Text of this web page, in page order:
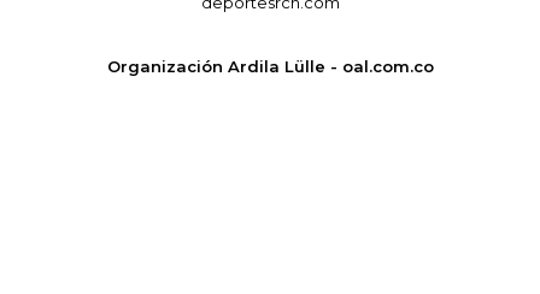
Organización Ardila Lülle - oal.com.co